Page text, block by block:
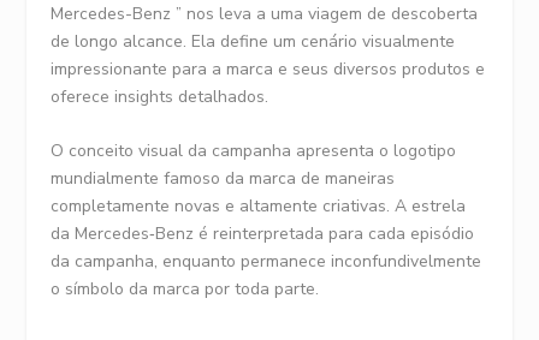
Mercedes-Benz ” nos leva a uma viagem de descoberta
de longo alcance. Ela define um cenário visualmente
impressionante para a marca e seus diversos produtos e
oferece insights detalhados.
O conceito visual da campanha apresenta o logotipo
mundialmente famoso da marca de maneiras
completamente novas e altamente criativas. A estrela
da Mercedes‑Benz é reinterpretada para cada episódio
da campanha, enquanto permanece inconfundivelmente
o símbolo da marca por toda parte.